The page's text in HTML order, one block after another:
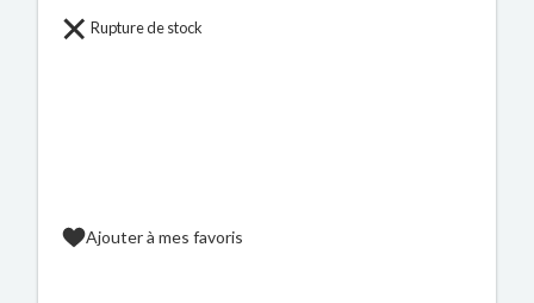
Rupture de stock
Ajouter à mes favoris